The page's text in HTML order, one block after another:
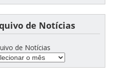
de Notícias
de Notícias